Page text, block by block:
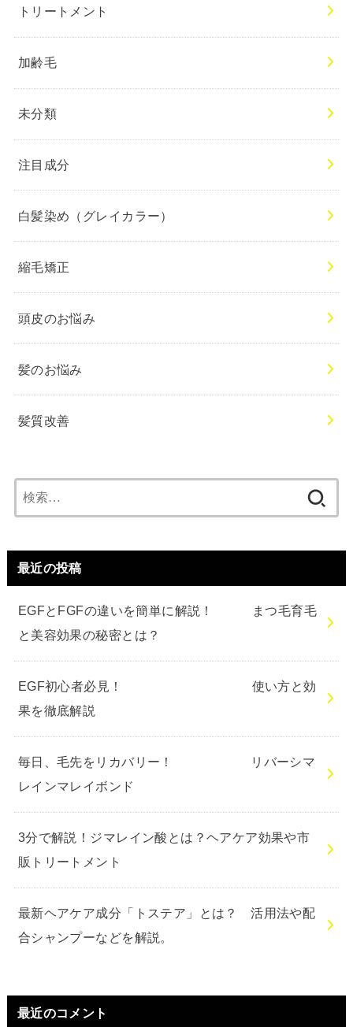
トリートメント
加齢毛
未分類
注目成分
白髪染め（グレイカラー）
縮毛矯正
頭皮のお悩み
髪のお悩み
髪質改善
索:
最近の投稿
EGFとFGFの違いを簡単に解説！ まつ毛育毛
と美容効果の秘密とは？
EGF初心者必見！ 使い方と効
果を徹底解説
毎日、毛先をリカバリー！ リバーシマ
レインマレイボンド
3分で解説！ジマレイン酸とは？ヘアケア効果や市
販トリートメント
最新ヘアケア成分「トステア」とは？ 活用法や配
合シャンプーなどを解説。
最近のコメント